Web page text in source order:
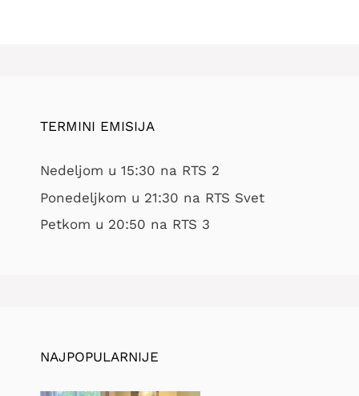
TERMINI EMISIJA
Nedeljom u 15:30 na RTS 2
Ponedeljkom u 21:30 na RTS Svet
Petkom u 20:50 na RTS 3
NAJPOPULARNIJE